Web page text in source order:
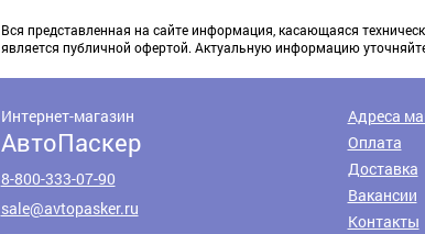
Вся представленная на сайте информация, касающаяся
является публичной офертой. Актуальную информацию
Интернет-магазин
АвтоПаскер
8-800-333-07-90
sale@avtopasker.ru
Адреса
Оплата
Доставка
Вакансии
Контакты
Доставка транспортными